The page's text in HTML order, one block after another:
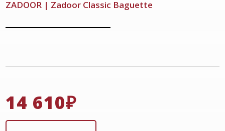
ZADOOR | Zadoor Classic Baguette
14 610₽